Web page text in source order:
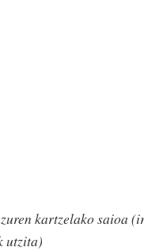
kartzelako saioa
utzita)